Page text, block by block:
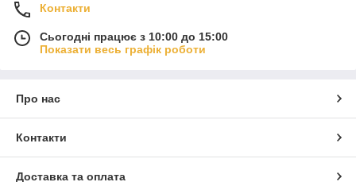
Контакти
Сьогодні працює з 10:00 до 15:00
Показати весь графік роботи
Про нас
Контакти
Доставка та оплата